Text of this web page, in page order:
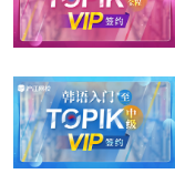
确定。此时出现
网上银行的话系
制时间内自行转
需输入韩国电话
（3）虚拟转账